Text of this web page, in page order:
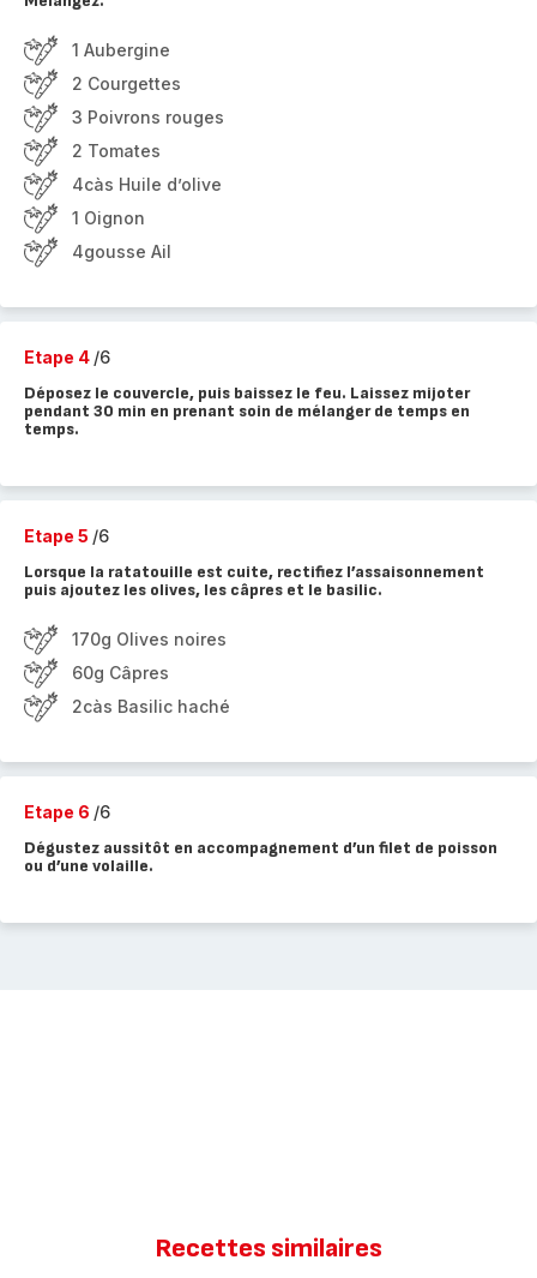
1 Aubergine
2 Courgettes
3 Poivrons rouges
2 Tomates
4càs Huile d’olive
1 Oignon
4gousse Ail
Etape 4 /6
Déposez le couvercle, puis baissez le feu. Laissez mijoter
pendant 30 min en prenant soin de mélanger de temps en
temps.
Etape 5 /6
Lorsque la ratatouille est cuite, rectifiez l’assaisonnement
puis ajoutez les olives, les câpres et le basilic.
170g Olives noires
60g Câpres
2càs Basilic haché
Etape 6 /6
Dégustez aussitôt en accompagnement d’un filet de poisson
ou d’une volaille.
Recettes similaires